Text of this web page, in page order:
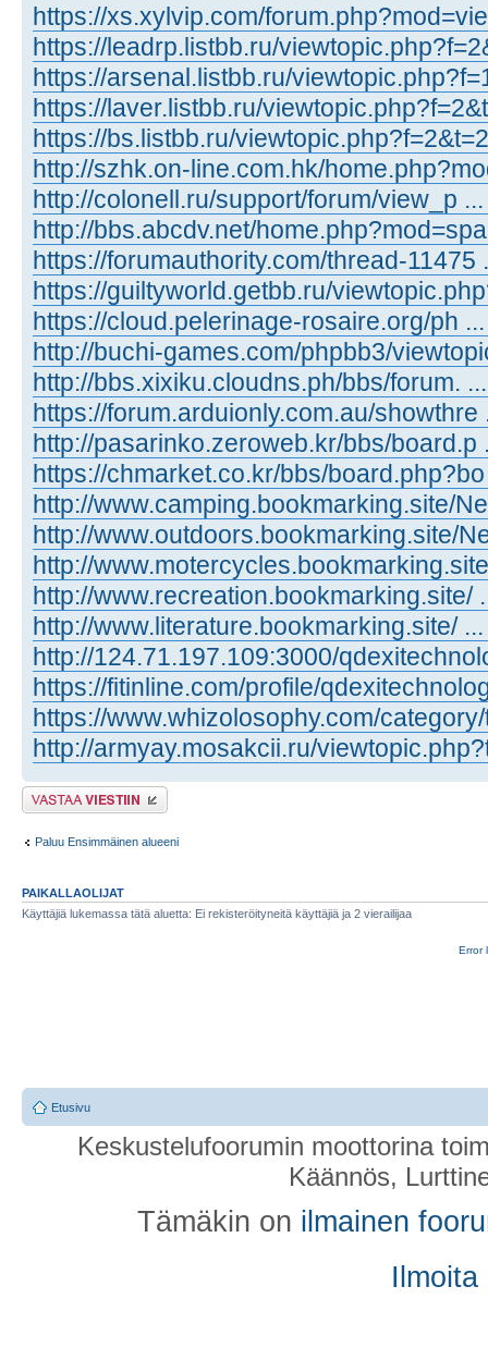
https://xs.xylvip.com/
https://leadrp.listbb.ru/
https://arsenal.listbb.ru/
https://laver.listbb.ru/
https://bs.listbb.ru/
http://szhk.on-line.com.hk/
http://colonell.ru/support/forum/view_p
http://bbs.abcdv.net/
https://forumauthority.com/thread-11475
https://guiltyworld.getbb.ru/
https://cloud.pelerinage-rosaire.org/ph
http://buchi-games.com/phpbb3/
http://bbs.xixiku.cloudns.ph/bbs/forum.
https://forum.arduionly.com.au/showthre
http://pasarinko.zeroweb.kr/bbs/board.p
https://chmarket.co.kr/bbs/
http://www.camping.bookmarking.site/
http://www.outdoors.bookmarking.site/
http://
http://www.recreation.bookmarking.site/
http://www.literature.bookmarking.site/
http://124.71.197.109:3000/
https://fitinline.com/profile/
https://www.whizolosophy.com/
http://armyay.mosakcii.ru/
Lähetä vastaus
Paluu Ensimmäinen alueeni
PAIKALLAOLIJAT
Käyttäjiä lukemassa tätä aluetta: Ei rekisteröityneitä käyttäjiä ja 2 vierailijaa
Error
Etusivu
Keskustelufoorumin moottorina
Käännös,
Tämäkin on ilmainen